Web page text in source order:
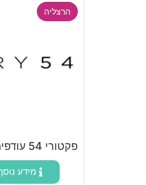
הרצליה
פקטורי 54 עודפים הרצליה
מידע